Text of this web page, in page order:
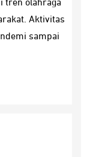
tren olahraga
Aktivitas
sampai